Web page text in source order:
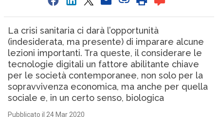
La crisi sanitaria ci darà l’opportunità
(indesiderata, ma presente) di imparare alcune
lezioni importanti. Tra queste, il considerare le
tecnologie digitali un fattore abilitante chiave
per le società contemporanee, non solo per la
sopravvivenza economica, ma anche per quella
sociale e, in un certo senso, biologica
Pubblicato il 24 Mar 2020